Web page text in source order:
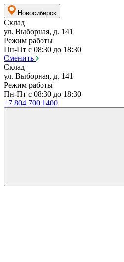
Новосибирск
Склад
ул. Выборная, д. 141
Режим работы
Пн-Пт с 08:30 до 18:30
Сменить
Склад
ул. Выборная, д. 141
Режим работы
Пн-Пт с 08:30 до 18:30
+7 804 700 1400